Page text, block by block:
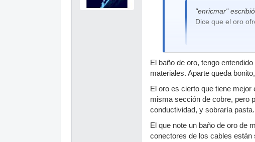
"enricmar"
Dice que el oro
Ya lo decía en otro hilo...
distinguir entre una
Venga ya; eso es una
El baño de oro, tengo
materiales. Aparte queda
El oro es cierto que tiene
misma sección de cobre, pero
conductividad, y sobraría pasta.
El que note un baño de oro de
conectores de los cables están